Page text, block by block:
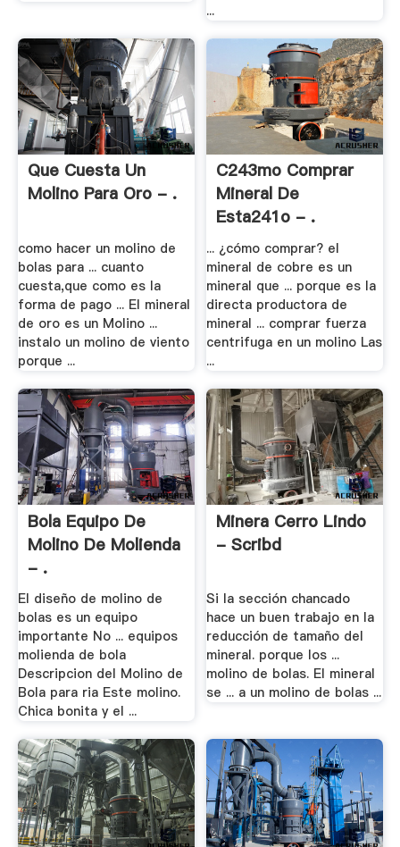
...
Que Cuesta Un
Molino Para Oro - .
como hacer un molino de
bolas para ... cuanto
cuesta,que como es la
forma de pago ... El mineral
de oro es un Molino ...
instalo un molino de viento
porque ...
C243mo Comprar
Mineral De
Esta241o - .
... ¿cómo comprar? el
mineral de cobre es un
mineral que ... porque es la
directa productora de
mineral ... comprar fuerza
centrifuga en un molino Las
...
Bola Equipo De
Molino De Molienda
- .
El diseño de molino de
bolas es un equipo
importante No ... equipos
molienda de bola
Descripcion del Molino de
Bola para ria Este molino.
Chica bonita y el ...
Minera Cerro Lindo
- Scribd
Si la sección chancado
hace un buen trabajo en la
reducción de tamaño del
mineral. porque los ...
molino de bolas. El mineral
se ... a un molino de bolas ...